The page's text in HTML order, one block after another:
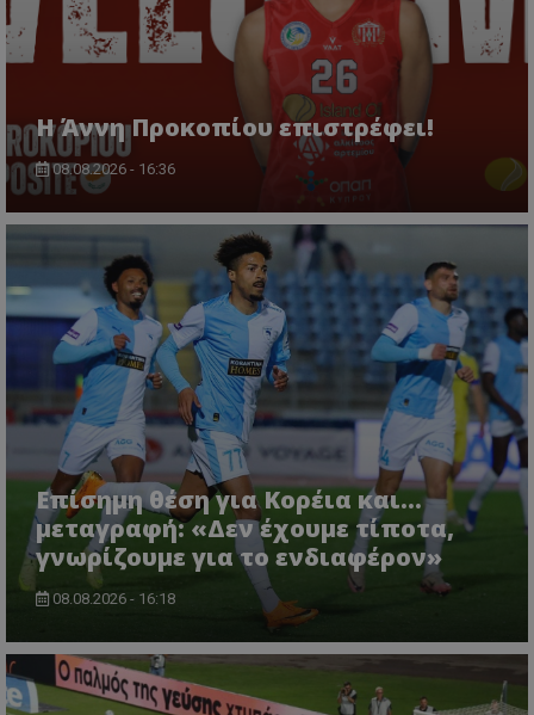
Η Άννη Προκοπίου επιστρέφει!
08.08.2026 - 16:36
Επίσημη θέση για Κορέια και...
μεταγραφή: «Δεν έχουμε τίποτα,
γνωρίζουμε για το ενδιαφέρον»
08.08.2026 - 16:18